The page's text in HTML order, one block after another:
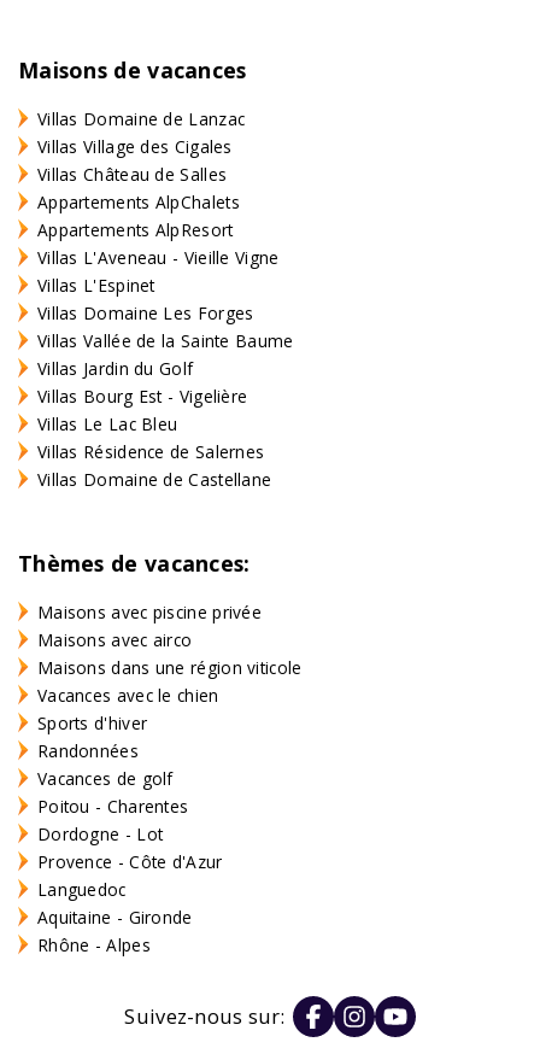
Maisons de vacances
Villas Domaine de Lanzac
Villas Village des Cigales
Villas Château de Salles
Appartements AlpChalets
Appartements AlpResort
Villas L'Aveneau - Vieille Vigne
Villas L'Espinet
Villas Domaine Les Forges
Villas Vallée de la Sainte Baume
Villas Jardin du Golf
Villas Bourg Est - Vigelière
Villas Le Lac Bleu
Villas Résidence de Salernes
Villas Domaine de Castellane
Thèmes de vacances:
Maisons avec piscine privée
Maisons avec airco
Maisons dans une région viticole
Vacances avec le chien
Sports d'hiver
Randonnées
Vacances de golf
Poitou - Charentes
Dordogne - Lot
Provence - Côte d'Azur
Languedoc
Aquitaine - Gironde
Rhône - Alpes
Suivez-nous sur: